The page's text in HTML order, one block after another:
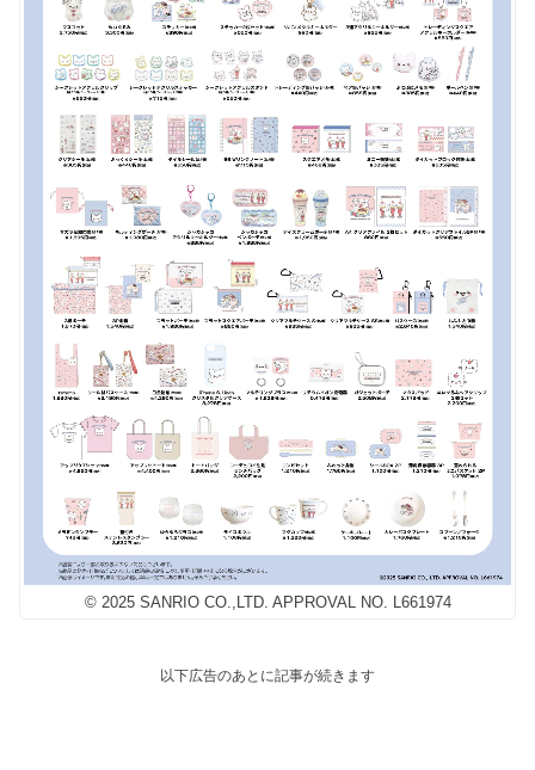
© 2025 SANRIO CO.,LTD. APPROVAL NO. L661974
以下広告のあとに記事が続きます